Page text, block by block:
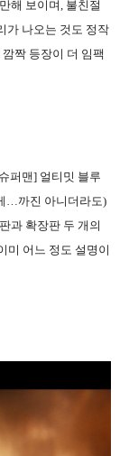
해 보이며, 불친절
가 나오는 것도 정작
짝 등장이 더 임팩
퍼맨] 얼티밋 블루
…까진 아니더라도)
과 확장판 두 개의
미 어느 정도 설명이